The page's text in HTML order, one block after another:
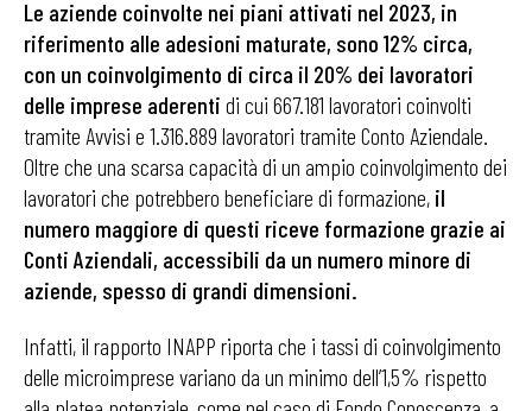
Le aziende coinvolte nei piani attivati nel 2023, in
riferimento alle adesioni maturate, sono 12% circa,
con un coinvolgimento di circa il 20% dei lavoratori
delle imprese aderenti di cui 667.181 lavoratori coinvolti
tramite Avvisi e 1.316.889 lavoratori tramite Conto Aziendale.
Oltre che una scarsa capacità di un ampio coinvolgimento dei
lavoratori che potrebbero beneficiare di formazione, il
numero maggiore di questi riceve formazione grazie ai
Conti Aziendali, accessibili da un numero minore di
aziende, spesso di grandi dimensioni.
Infatti, il rapporto INAPP riporta che i tassi di coinvolgimento
delle microimprese variano da un minimo dell’1,5% rispetto